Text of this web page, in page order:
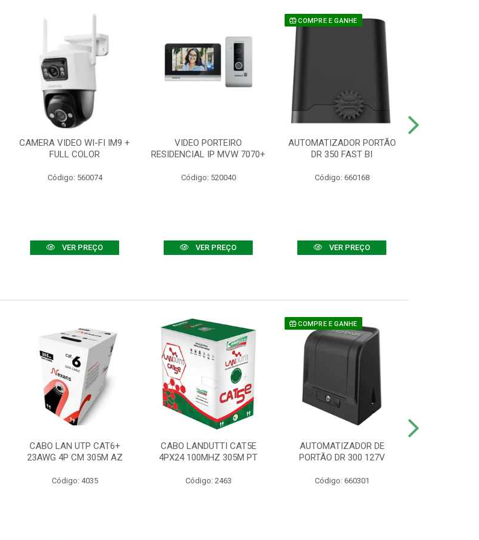
CAMERA VIDEO WI-FI IM9 +
FULL COLOR
Código: 560074
VER PREÇO
VIDEO PORTEIRO
RESIDENCIAL IP MVW 7070+
Código: 520040
VER PREÇO
COMPRE E GANHE
AUTOMATIZADOR PORTÃO
DR 350 FAST BI
Código: 660168
VER PREÇO
CABO LAN UTP CAT6+
23AWG 4P CM 305M AZ
Código: 4035
CABO LANDUTTI CAT5E
4PX24 100MHZ 305M PT
Código: 2463
COMPRE E GANHE
AUTOMATIZADOR DE
PORTÃO DR 300 127V
Código: 660301